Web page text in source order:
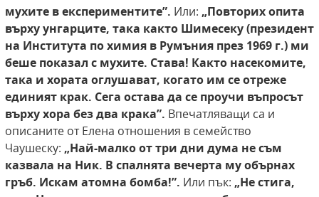
мухите в експериментите”. Или: „Повторих опита
върхуунгарците, така както Шимесеку (президент
на Института по химия в Румъния през 1969 г.) ми
беше показал с мухите. Става! Както насекомите,
така и хората оглушават, когато им се отреже
единият крак. Сега остава да се проучи въпросът
върху хора без два крака”. Впечатляващи са и
описаните от Елена отношения в семейство
Чаушеску: „Най-малко от три дни дума не съм
казвала на Ник. В спалнята вечерта муобърнах
гръб. Искам атомна бомба!”. Или пък: „Не стига,